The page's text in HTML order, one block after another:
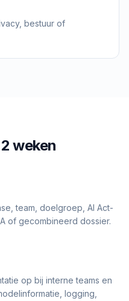
bestuur of
weken
team, doelgroep, AI Act-
of gecombineerd dossier.
op bij interne teams en
logging,